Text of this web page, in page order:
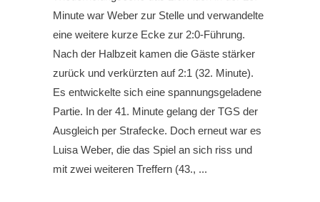
Minute war Weber zur Stelle und verwandelte
eine weitere kurze Ecke zur 2:0-Führung.
Nach der Halbzeit kamen die Gäste stärker
zurück und verkürzten auf 2:1 (32. Minute).
Es entwickelte sich eine spannungsgeladene
Partie. In der 41. Minute gelang der TGS der
Ausgleich per Strafecke. Doch erneut war es
Luisa Weber, die das Spiel an sich riss und
mit zwei weiteren Treffern (43.,